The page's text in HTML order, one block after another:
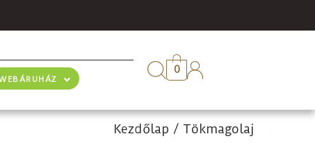
0
Kezdőlap / Tökmagolaj